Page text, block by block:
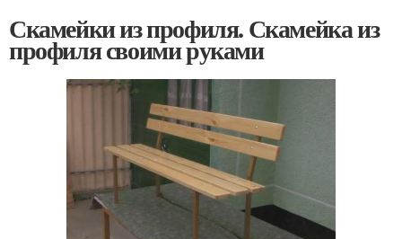
Скамейки из профиля. Скамейка из
профиля своими руками